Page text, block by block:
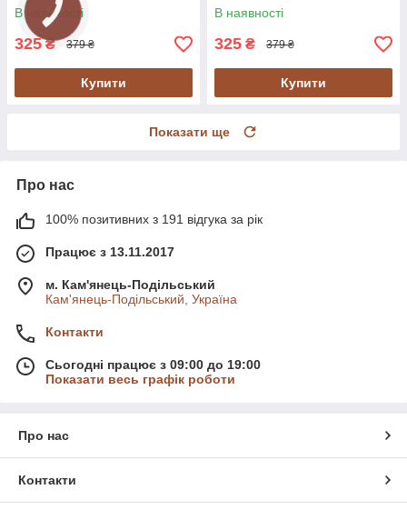
В наявності
325₴ 379 ₴
Купити
В наявності
325 ₴ 379 ₴
Купити
Показати ще
Про нас
100% позитивних з 191 відгука за рік
Працює з 13.11.2017
м. Кам'янець-Подільський
Кам'янець-Подільський, Україна
Контакти
Сьогодні працює з 09:00 до 19:00
Показати весь графік роботи
Про нас
Контакти